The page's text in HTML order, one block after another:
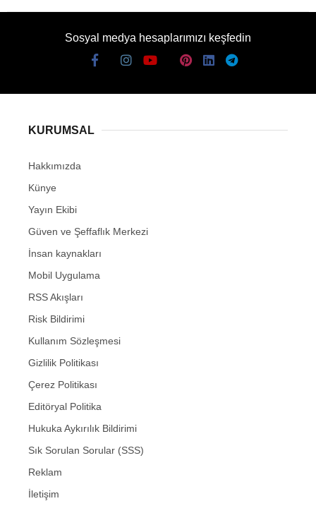
Sosyal medya hesaplarımızı keşfedin
KURUMSAL
Hakkımızda
Künye
Yayın Ekibi
Güven ve Şeffaflık Merkezi
İnsan kaynakları
Mobil Uygulama
RSS Akışları
Risk Bildirimi
Kullanım Sözleşmesi
Gizlilik Politikası
Çerez Politikası
Editöryal Politika
Hukuka Aykırılık Bildirimi
Sık Sorulan Sorular (SSS)
Reklam
İletişim